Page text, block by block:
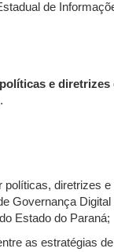
de
e
.
políticas, diretrizes
Governança
Estado do Paraná;
as estratégias